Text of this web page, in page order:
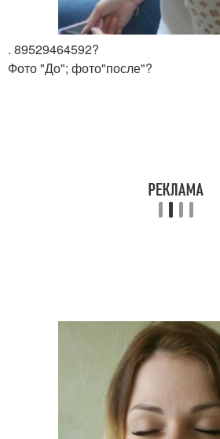
. 89529464592?
Фото "До"; фото"после"?